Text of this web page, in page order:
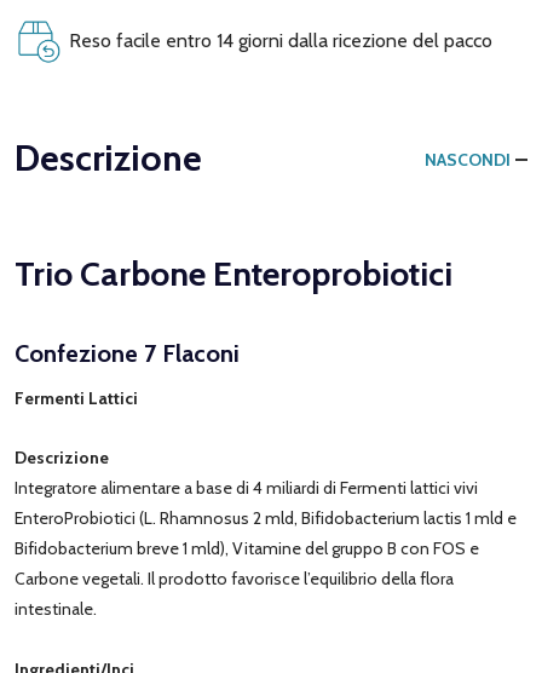
Reso facile entro 14 giorni dalla ricezione del pacco
Descrizione NASCONDI
Trio Carbone Enteroprobiotici
Confezione 7 Flaconi
Fermenti Lattici
Descrizione
Integratore alimentare a base di 4 miliardi di Fermenti lattici vivi
EnteroProbiotici (L. Rhamnosus 2 mld, Bifidobacterium lactis 1 mld e
Bifidobacterium breve 1 mld), Vitamine del gruppo B con FOS e
Carbone vegetali. Il prodotto favorisce l’equilibrio della flora
intestinale.